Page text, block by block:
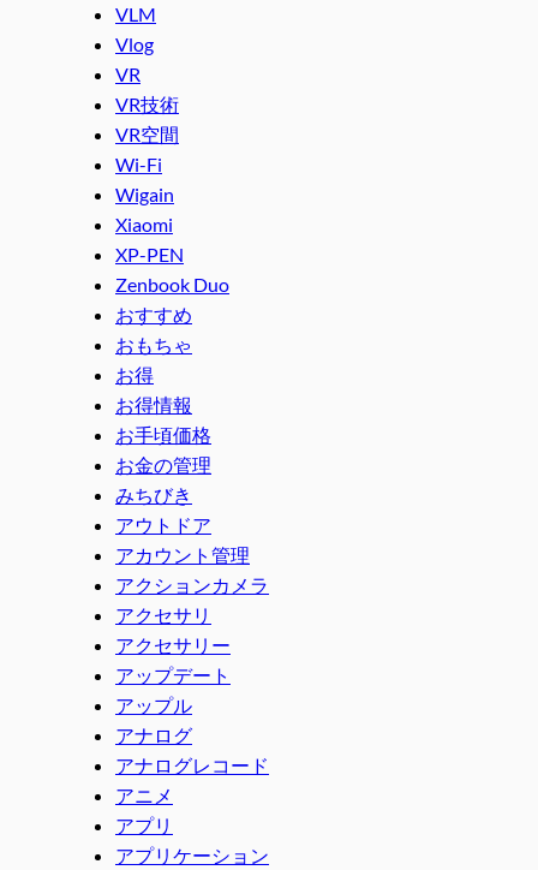
VLM
Vlog
VR
VR技術
VR空間
Wi-Fi
Wigain
Xiaomi
XP-PEN
Zenbook Duo
おすすめ
おもちゃ
お得
お得情報
お手頃価格
お金の管理
みちびき
アウトドア
アカウント管理
アクションカメラ
アクセサリ
アクセサリー
アップデート
アップル
アナログ
アナログレコード
アニメ
アプリ
アプリケーション